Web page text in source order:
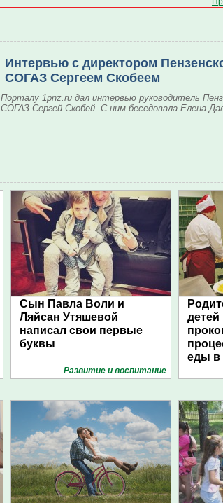
Интервью с директором
СОГАЗ Сергеем Скобеем
Порталу 1pnz.ru дал интервью руководитель
СОГАЗ Сергей Скобей. С ним беседовала Елена
Сын Павла Воли и
Ляйсан Утяшевой
написал свои первые
буквы
Развитие и воспитание
детей
еды в